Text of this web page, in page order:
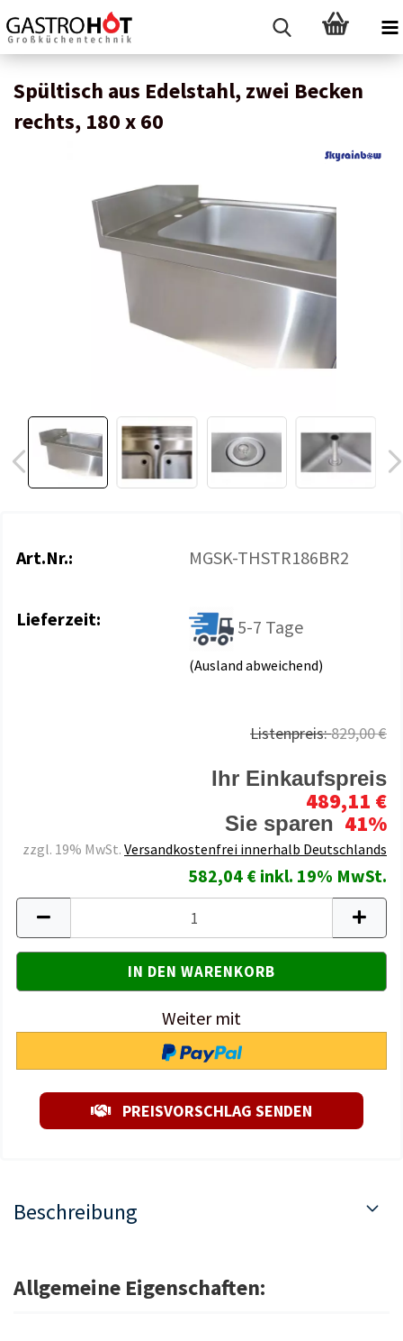
Spültisch aus Edelstahl, zwei Becken
rechts, 180 x 60
Art.Nr.: MGSK-THSTR186BR2
Lieferzeit: 5-7 Tage
(Ausland abweichend)
Listenpreis:829,00 €
Ihr Einkaufspreis
489,11 €
Sie sparen 41%
zzgl. 19% MwSt. Versandkostenfrei innerhalb Deutschlands
582,04 € inkl. 19% MwSt.
Weiter mit
PREISVORSCHLAG SENDEN
Beschreibung
Allgemeine Eigenschaften: